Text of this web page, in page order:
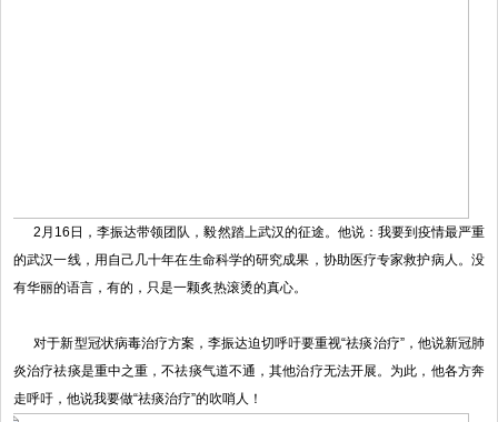
2月16日，李振达带领团队，毅然踏上武汉的征途。他说：我要到疫情最严重
的武汉一线，用自己几十年在生命科学的研究成果，协助医疗专家救护病人。没
有华丽的语言，有的，只是一颗炙热滚烫的真心。
对于新型冠状病毒治疗方案，李振达迫切呼吁要重视“祛痰治疗”，他说新冠肺
炎治疗祛痰是重中之重，不祛痰气道不通，其他治疗无法开展。为此，他各方奔
走呼吁，他说我要做“祛痰治疗”的吹哨人！